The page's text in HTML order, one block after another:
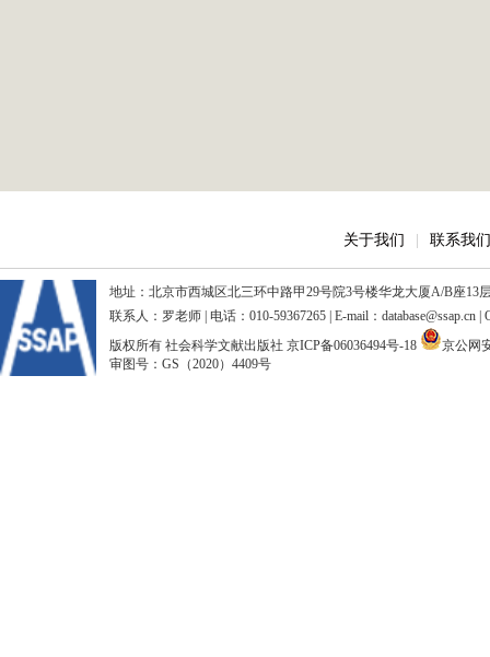
关于我们 联系我们
地址：北京市西城区北三环中路甲29号院3号楼华龙大厦A/B座13
联系人：罗老师 | 电话：010-59367265 | E-mail：database@ssap.cn
版权所有 社会科学文献出版社 京ICP备06036494号-18
京公网
审图号：GS（2020）4409号